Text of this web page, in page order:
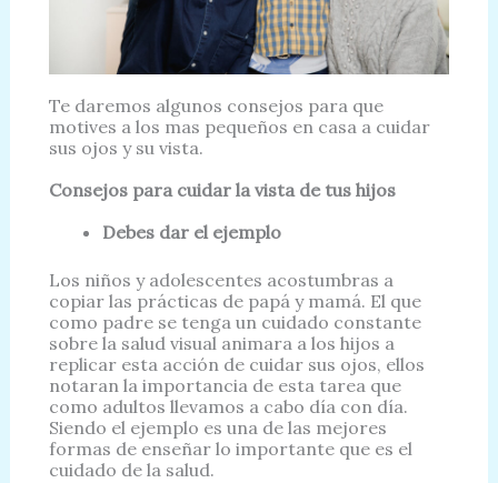
Te daremos algunos consejos para que
motives a los mas pequeños en casa a cuidar
sus ojos y su vista.
Consejos para cuidar la vista de tus hijos
Debes dar el ejemplo
Los niños y adolescentes acostumbras a
copiar las prácticas de papá y mamá. El que
como padre se tenga un cuidado constante
sobre la salud visual animara a los hijos a
replicar esta acción de cuidar sus ojos, ellos
notaran la importancia de esta tarea que
como adultos llevamos a cabo día con día.
Siendo el ejemplo es una de las mejores
formas de enseñar lo importante que es el
cuidado de la salud.